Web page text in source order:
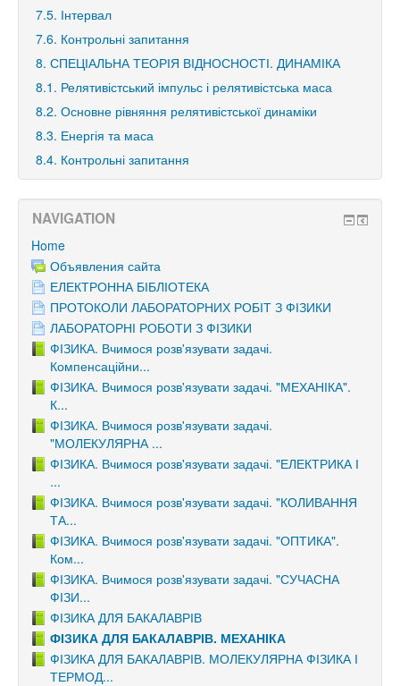
7.5. Інтервал
7.6. Контрольні запитання
8. СПЕЦІАЛЬНА ТЕОРІЯ ВІДНОСНОСТІ. ДИНАМІКА
8.1. Релятивістський імпульс і релятивістська маса
8.2. Основне рівняння релятивістської динаміки
8.3. Енергія та маса
8.4. Контрольні запитання
NAVIGATION
Home
Объявления сайта
ЕЛЕКТРОННА БІБЛІОТЕКА
ПРОТОКОЛИ ЛАБОРАТОРНИХ РОБІТ З ФІЗИКИ
ЛАБОРАТОРНІ РОБОТИ З ФІЗИКИ
ФІЗИКА. Вчимося розв'язувати задачі.
Компенсаційни...
ФІЗИКА. Вчимося розв'язувати задачі. "МЕХАНІКА".
К...
ФІЗИКА. Вчимося розв'язувати задачі.
"МОЛЕКУЛЯРНА ...
ФІЗИКА. Вчимося розв'язувати задачі. "ЕЛЕКТРИКА І
...
ФІЗИКА. Вчимося розв'язувати задачі. "КОЛИВАННЯ
ТА...
ФІЗИКА. Вчимося розв'язувати задачі. "ОПТИКА".
Ком...
ФІЗИКА. Вчимося розв'язувати задачі. "СУЧАСНА
ФІЗИ...
ФІЗИКА ДЛЯ БАКАЛАВРІВ
ФІЗИКА ДЛЯ БАКАЛАВРІВ. МЕХАНІКА
ФІЗИКА ДЛЯ БАКАЛАВРІВ. МОЛЕКУЛЯРНА ФІЗИКА І
ТЕРМОД...